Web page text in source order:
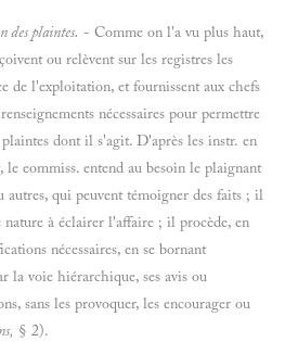
des plaintes. - Comme on l'a vu plus haut,
ou relèvent sur les registres les
de l'exploitation, et fournissent aux chefs
nécessaires pour permettre
dont il s'agit. D'après les instr. en
le eommiss. entend au besoin le plaignant
autres, qui peuvent témoigner des faits ; il
nature à éclairer l'affaire ; il procède, en
nécessaires, en se bornant
la voie hiérarchique, ses avis ou
sans les provoquer, les encourager ou
§ 2).